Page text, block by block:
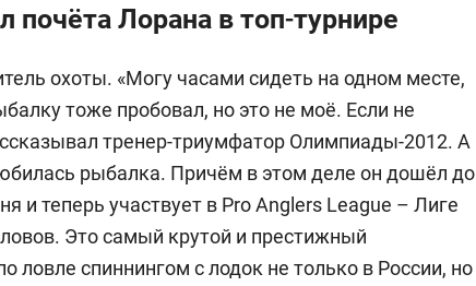
почёта Лорана в топ-турнире
охоты. «Могу часами сидеть на одном месте,
тоже пробовал, но это не моё. Если не
тренер-триумфатор Олимпиады-2012. А
рыбалка. Причём в этом деле он дошёл до
и теперь участвует в Pro Anglers League – Лиге
Это самый крутой и престижный
ловле спиннингом с лодок не только в России, но